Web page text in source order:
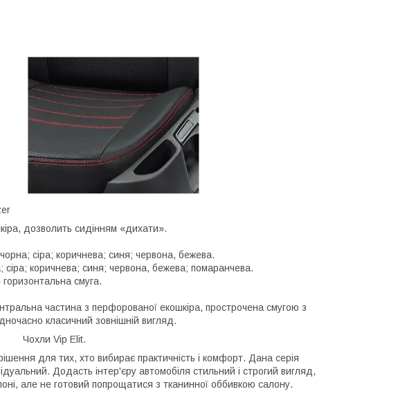
дозволить сидінням «дихати».
сіра; коричнева; синя; червона, бежева.
сіра; коричнева; синя; червона, бежева; помаранчева.
смуга.
частина з перфорованої екошкіра, прострочена смугою з
класичний зовнішній вигляд.
Чохли Vip Elit.
для тих, хто вибирає практичність і комфорт. Дана серія
Додасть інтер'єру автомобіля стильний і строгий вигляд,
але не готовий попрощатися з тканинної оббивкою салону.